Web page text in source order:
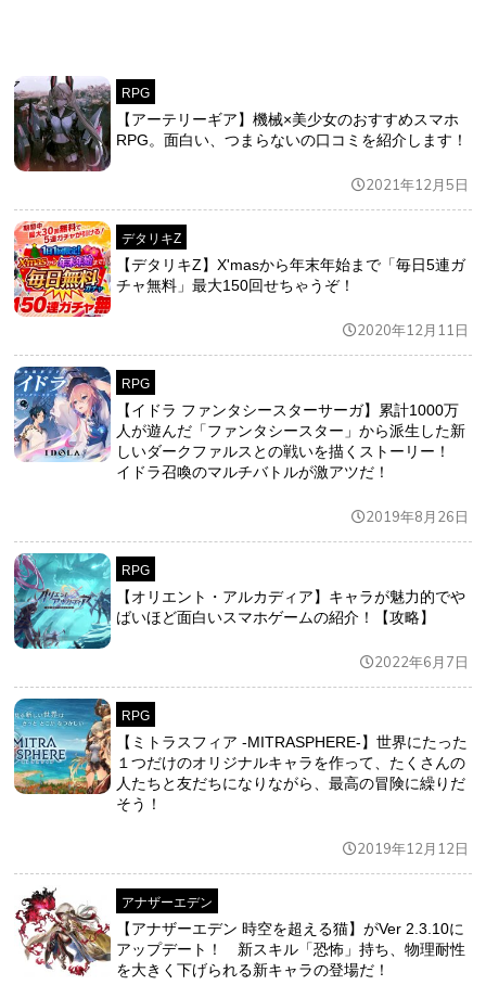
RPG
【アーテリーギア】機械×美少女のおすすめスマホ
RPG。面白い、つまらないの口コミを紹介します！
2021年12月5日
デタリキZ
【デタリキZ】X'masから年末年始まで「毎日5連ガ
チャ無料」最大150回せちゃうぞ！
2020年12月11日
RPG
【イドラ ファンタシースターサーガ】累計1000万
人が遊んだ「ファンタシースター」から派生した新
しいダークファルスとの戦いを描くストーリー！
イドラ召喚のマルチバトルが激アツだ！
2019年8月26日
RPG
【オリエント・アルカディア】キャラが魅力的でや
ばいほど面白いスマホゲームの紹介！【攻略】
2022年6月7日
RPG
【ミトラスフィア -MITRASPHERE-】世界にたった
１つだけのオリジナルキャラを作って、たくさんの
人たちと友だちになりながら、最高の冒険に繰りだ
そう！
2019年12月12日
アナザーエデン
【アナザーエデン 時空を超える猫】がVer 2.3.10に
アップデート！ 新スキル「恐怖」持ち、物理耐性
を大きく下げられる新キャラの登場だ！